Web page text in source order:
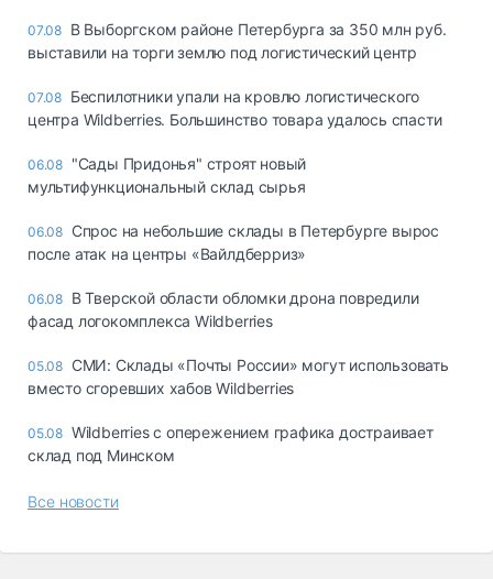
07.08 В Выборгском районе Петербурга за 350 млн руб.
выставили на торги землю под логистический центр
07.08 Беспилотники упали на кровлю логистического
центра Wildberries. Большинство товара удалось спасти
06.08 "Сады Придонья" строят новый
мультифункциональный склад сырья
06.08 Спрос на небольшие склады в Петербурге вырос
после атак на центры «Вайлдберриз»
06.08 В Тверской области обломки дрона повредили
фасад логокомплекса Wildberries
05.08 СМИ: Склады «Почты России» могут использовать
вместо сгоревших хабов Wildberries
05.08 Wildberries с опережением графика достраивает
склад под Минском
Все новости